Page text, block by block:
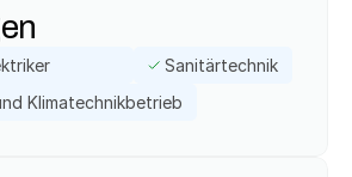
Sanitärtechnik
Klimatechnikbetrieb